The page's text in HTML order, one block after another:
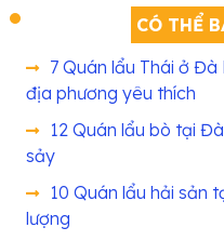
CÓ THỂ
7 Quán lẩu Thái ở
địa phương yêu thích
12 Quán lẩu bò tại
sảy
10 Quán lẩu hải sản
lượng